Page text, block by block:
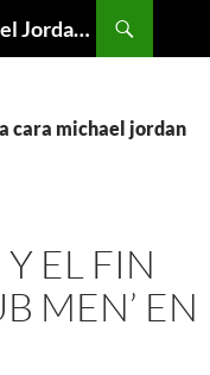
【Envío Gratis】Camiseta Michael Jordan NBA Barata
cara michael jordan
EL FIN
MEN’ EN